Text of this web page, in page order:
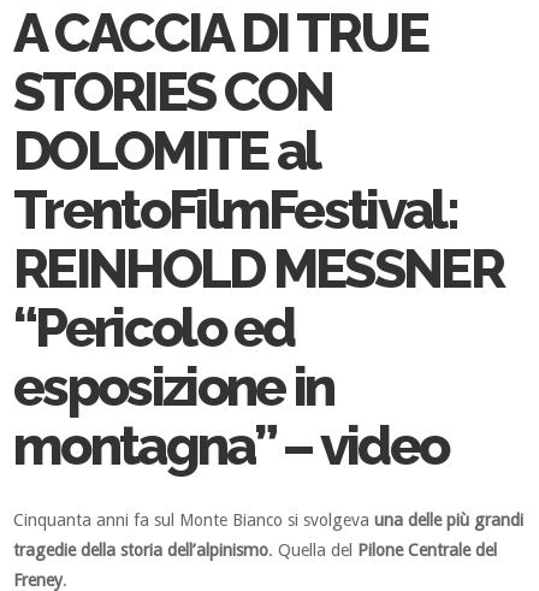
A CACCIA DI TRUE
STORIES CON
DOLOMITE al
TrentoFilmFestival:
REINHOLD MESSNER
“Pericolo ed
esposizione in
montagna” – video
Cinquanta anni fa sul Monte Bianco si svolgevauna delle più grandi
tragedie della storia dell’alpinismo. Quella del Pilone Centrale del
Freney.